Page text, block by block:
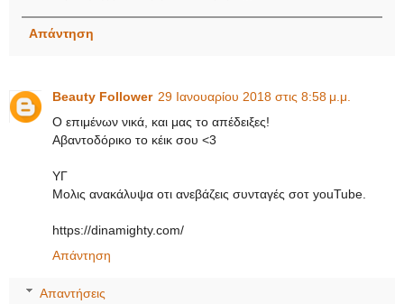
Απάντηση
Beauty Follower 29 Ιανουαρίου 2018 στις 8:58 μ.μ.
O επιμένων νικά, και μας το απέδειξες!
Αβαντοδόρικο το κέικ σου <3
YΓ
Μολις ανακάλυψα οτι ανεβάζεις συνταγές σοτ youTube.
https://dinamighty.com/
Απάντηση
Απαντήσεις